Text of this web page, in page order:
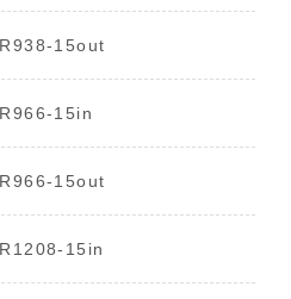
15out
15in
15out
15in